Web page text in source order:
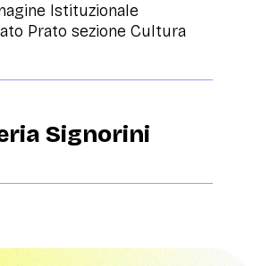
Istituzionale
Prato sezione Cultura
Signorini